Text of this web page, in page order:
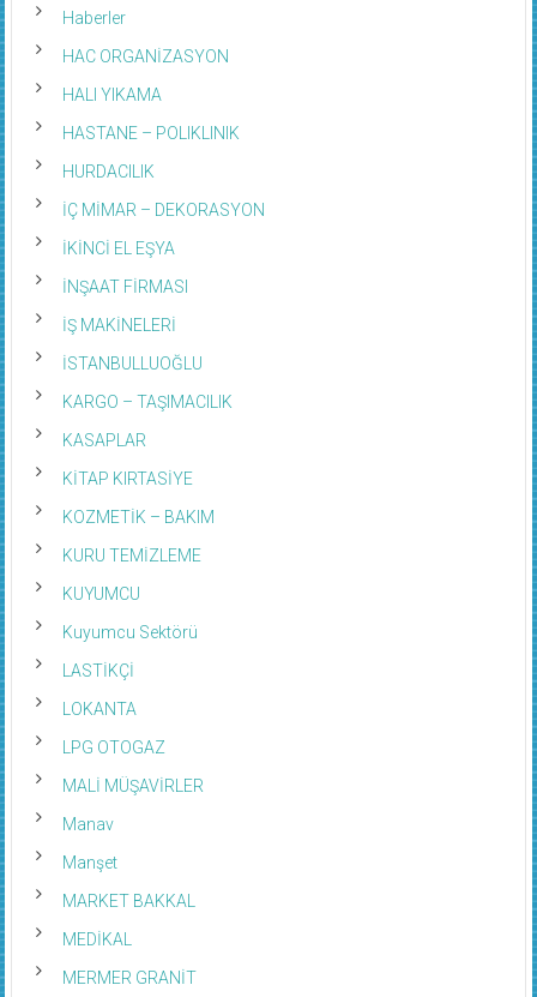
Haberler
HAC ORGANİZASYON
HALI YIKAMA
HASTANE – POLIKLINIK
HURDACILIK
İÇ MİMAR – DEKORASYON
İKİNCİ EL EŞYA
İNŞAAT FİRMASI
İŞ MAKİNELERİ
İSTANBULLUOĞLU
KARGO – TAŞIMACILIK
KASAPLAR
KİTAP KIRTASİYE
KOZMETİK – BAKIM
KURU TEMİZLEME
KUYUMCU
Kuyumcu Sektörü
LASTİKÇİ
LOKANTA
LPG OTOGAZ
MALİ MÜŞAVİRLER
Manav
Manşet
MARKET BAKKAL
MEDİKAL
MERMER GRANİT